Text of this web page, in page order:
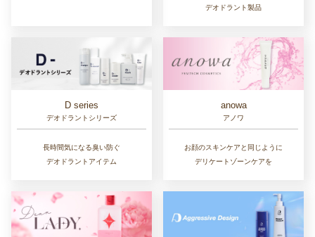
デオドラント製品
D series
デオドラントシリーズ
長時間気になる臭い防ぐ
デオドラントアイテム
anowa
アノワ
お顔のスキンケアと同じように
デリケートゾーンケアを